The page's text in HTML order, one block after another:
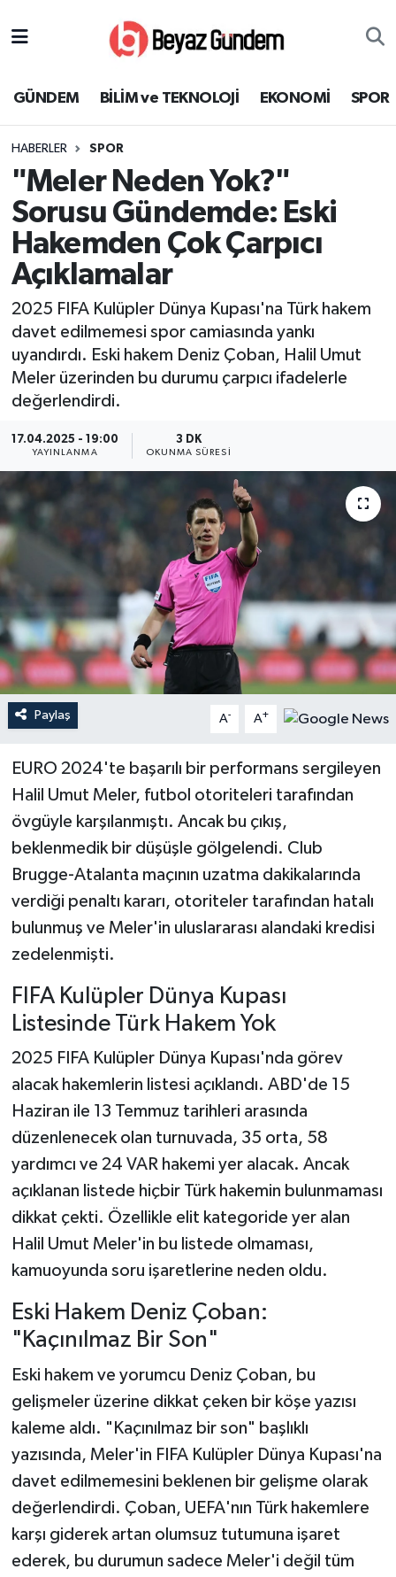
GÜNDEM BİLİM ve TEKNOLOJİ EKONOMİ SPOR
HABERLER SPOR
"Meler Neden Yok?"
Sorusu Gündemde: Eski
Hakemden Çok Çarpıcı
Açıklamalar
2025 FIFA Kulüpler Dünya Kupası'na Türk hakem
davet edilmemesi spor camiasında yankı
uyandırdı. Eski hakem Deniz Çoban, Halil Umut
Meler üzerinden bu durumu çarpıcı ifadelerle
değerlendirdi.
17.04.2025 - 19:00
YAYINLANMA
3 DK
OKUNMA SÜRESI
Paylaş A- A+
EURO 2024'te başarılı bir performans sergileyen
Halil Umut Meler, futbol otoriteleri tarafından
övgüyle karşılanmıştı. Ancak bu çıkış,
beklenmedik bir düşüşle gölgelendi. Club
Brugge-Atalanta maçının uzatma dakikalarında
verdiği penaltı kararı, otoriteler tarafından hatalı
bulunmuş ve Meler'in uluslararası alandaki kredisi
zedelenmişti.
FIFA Kulüpler Dünya Kupası
Listesinde Türk Hakem Yok
2025 FIFA Kulüpler Dünya Kupası'nda görev
alacak hakemlerin listesi açıklandı. ABD'de 15
Haziran ile 13 Temmuz tarihleri arasında
düzenlenecek olan turnuvada, 35 orta, 58
yardımcı ve 24 VAR hakemi yer alacak. Ancak
açıklanan listede hiçbir Türk hakemin bulunmaması
dikkat çekti. Özellikle elit kategoride yer alan
Halil Umut Meler'in bu listede olmaması,
kamuoyunda soru işaretlerine neden oldu.
Eski Hakem Deniz Çoban:
"Kaçınılmaz Bir Son"
Eski hakem ve yorumcu Deniz Çoban, bu
gelişmeler üzerine dikkat çeken bir köşe yazısı
kaleme aldı. "Kaçınılmaz bir son" başlıklı
yazısında, Meler'in FIFA Kulüpler Dünya Kupası'na
davet edilmemesini beklenen bir gelişme olarak
değerlendirdi. Çoban, UEFA'nın Türk hakemlere
karşı giderek artan olumsuz tutumuna işaret
ederek, bu durumun sadece Meler'i değil tüm
EKONOMİ
SAĞLIK
KÜLTÜR SANAT
MAGAZİN
Süper Lig Puan Durumu ve Fikstür
Tüm Manşetler
Son Dakika Haberleri